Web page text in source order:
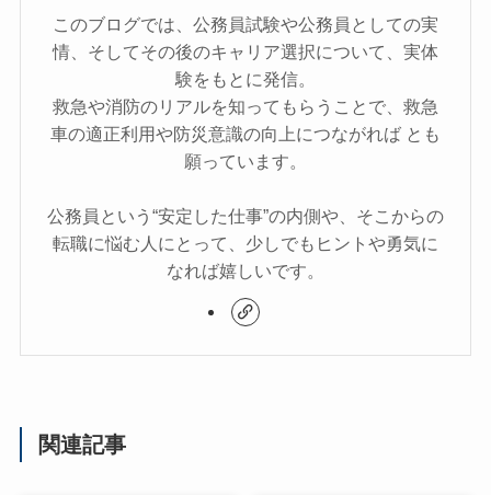
このブログでは、公務員試験や公務員としての実
情、そしてその後のキャリア選択について、実体
験をもとに発信。
救急や消防のリアルを知ってもらうことで、救急
車の適正利用や防災意識の向上につながれば とも
願っています。
公務員という“安定した仕事”の内側や、そこからの
転職に悩む人にとって、少しでもヒントや勇気に
なれば嬉しいです。
関連記事